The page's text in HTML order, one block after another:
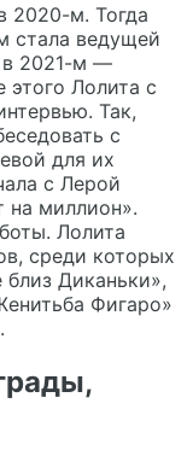
2020-м. Тогда
стала ведущей
в 2021-м —
этого Лолита с
Так,
с
для их
с Лерой
на миллион».
Лолита
среди которых
близ Диканьки»,
Фигаро»